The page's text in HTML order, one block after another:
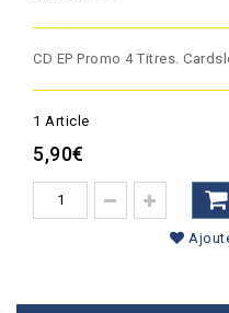
CD EP Promo 4 Titres.
1 Article
5,90€